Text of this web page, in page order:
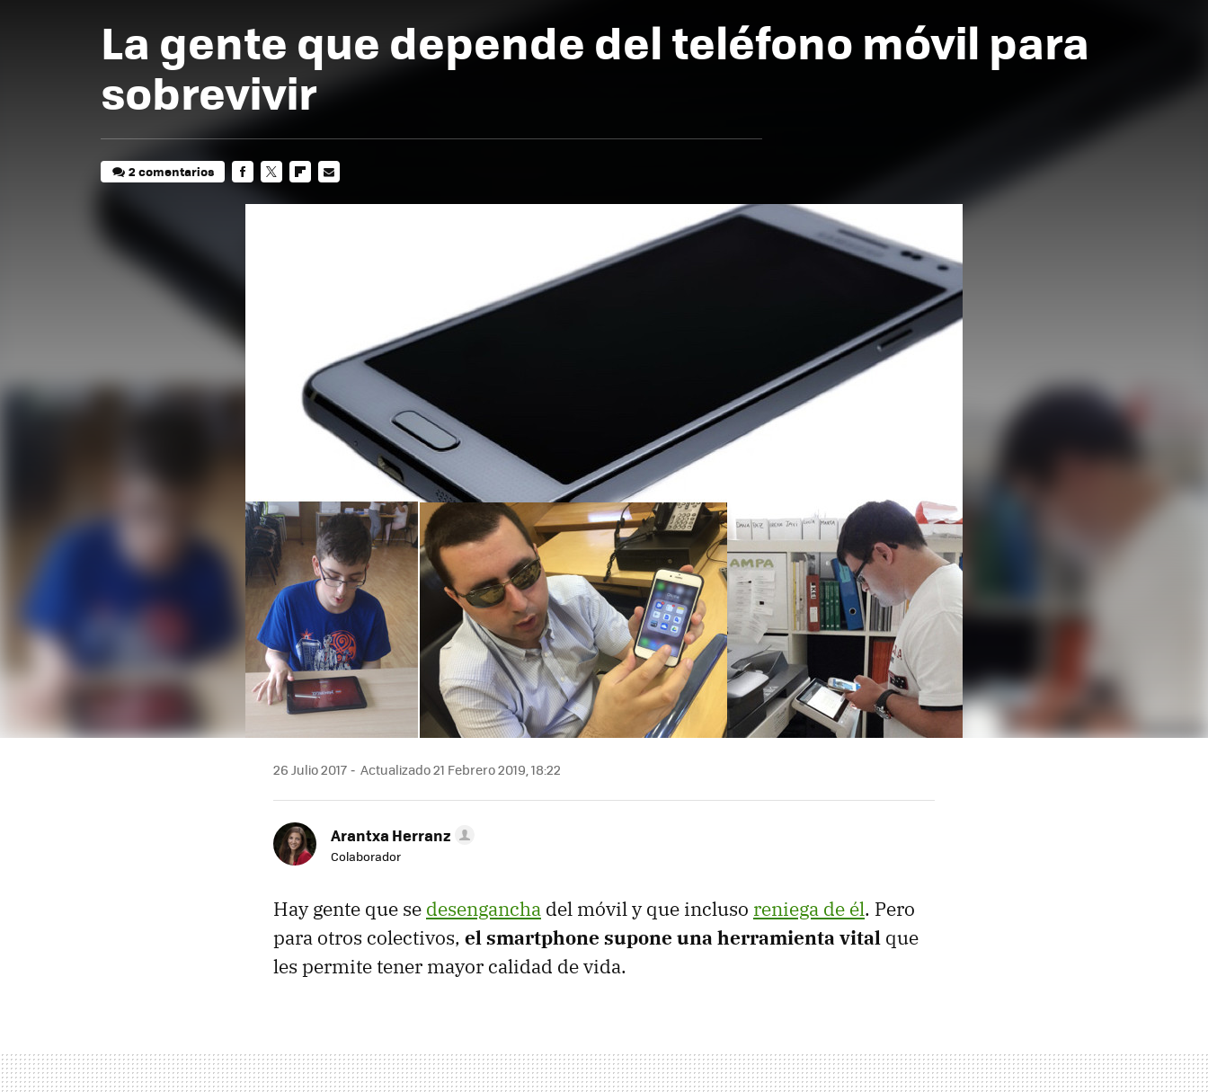
La gente que depende del teléfono móvil para
sobrevivir
2 comentarios
26 Julio 2017 Actualizado 21 Febrero 2019, 18:22
Arantxa Herranz
Colaborador
Hay gente que se desengancha del móvil y que incluso reniega de él. Pero
para otros colectivos, el smartphone supone una herramienta vital que
les permite tener mayor calidad de vida.